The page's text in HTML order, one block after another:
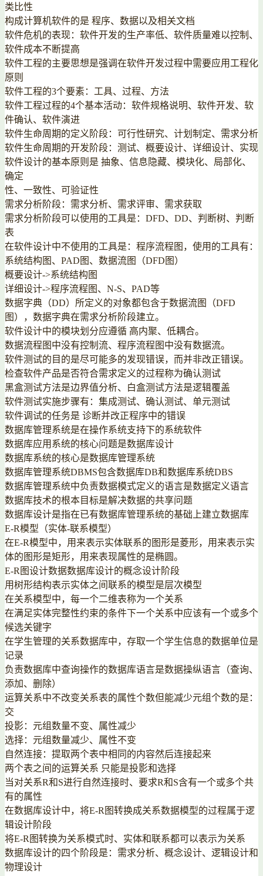
类比性
构成计算机软件的是 程序、数据以及相关文档
软件危机的表现：软件开发的生产率低、软件质量难以控制、
软件成本不断提高
软件工程的主要思想是强调在软件开发过程中需要应用工程化
原则
软件工程的3个要素：工具、过程、方法
软件工程过程的4个基本活动：软件规格说明、软件开发、软
件确认、软件演进
软件生命周期的定义阶段：可行性研究、计划制定、需求分析
软件生命周期的开发阶段：测试、概要设计、详细设计、实现
软件设计的基本原则是 抽象、信息隐藏、模块化、局部化、
确定
性、一致性、可验证性
需求分析阶段：需求分析、需求评审、需求获取
需求分析阶段可以使用的工具是：DFD、DD、判断树、判断
表
在软件设计中不使用的工具是：程序流程图，使用的工具有：
系统结构图、PAD图、数据流图（DFD图）
概要设计->系统结构图
详细设计->程序流程图、N-S、PAD等
数据字典（DD）所定义的对象都包含于数据流图（DFD
图），数据字典在需求分析阶段建立。
软件设计中的模块划分应遵循 高内聚、低耦合。
数据流程图中没有控制流、程序流程图中没有数据流。
软件测试的目的是尽可能多的发现错误，而并非改正错误。
检查软件产品是否符合需求定义的过程称为确认测试
黑盒测试方法是边界值分析、白盒测试方法是逻辑覆盖
软件测试实施步骤有：集成测试、确认测试、单元测试
软件调试的任务是 诊断并改正程序中的错误
数据库管理系统是在操作系统支持下的系统软件
数据库应用系统的核心问题是数据库设计
数据库系统的核心是数据库管理系统
数据库管理系统DBMS包含数据库DB和数据库系统DBS
数据库管理系统中负责数据模式定义的语言是数据定义语言
数据库技术的根本目标是解决数据的共享问题
数据库设计是指在已有数据库管理系统的基础上建立数据库
E-R模型（实体-联系模型）
在E-R模型中，用来表示实体联系的图形是菱形，用来表示实
体的图形是矩形，用来表现属性的是椭圆。
E-R图设计数据数据库设计的概念设计阶段
用树形结构表示实体之间联系的模型是层次模型
在关系模型中，每一个二维表称为一个关系
在满足实体完整性约束的条件下一个关系中应该有一个或多个
候选关键字
在学生管理的关系数据库中，存取一个学生信息的数据单位是
记录
负责数据库中查询操作的数据库语言是数据操纵语言（查询、
添加、删除）
运算关系中不改变关系表的属性个数但能减少元组个数的是：
交
投影：元组数量不变、属性减少
选择：元组数量减少、属性不变
自然连接：提取两个表中相同的内容然后连接起来
两个表之间的运算关系 只能是投影和选择
当对关系R和S进行自然连接时、要求R和S含有一个或多个共
有的属性
在数据库设计中，将E-R图转换成关系数据模型的过程属于逻
辑设计阶段
将E-R图转换为关系模式时、实体和联系都可以表示为关系
数据库设计的四个阶段是：需求分析、概念设计、逻辑设计和
物理设计